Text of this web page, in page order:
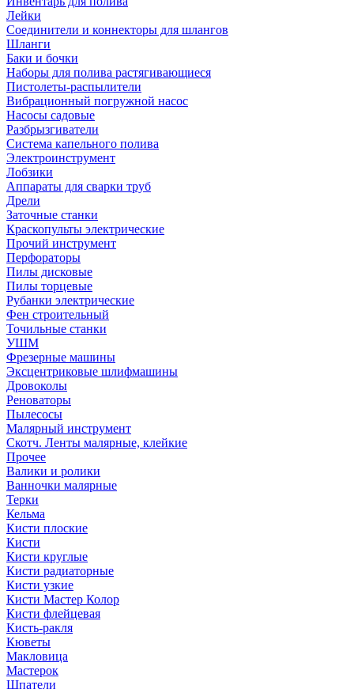
Лейки
Соединители и коннекторы для шлангов
Шланги
Баки и бочки
Наборы для полива растягивающиеся
Пистолеты-распылители
Вибрационный погружной насос
Насосы садовые
Разбрызгиватели
Система капельного полива
Электроинструмент
Лобзики
Аппараты для сварки труб
Дрели
Заточные станки
Краскопульты электрические
Прочий инструмент
Перфораторы
Пилы дисковые
Пилы торцевые
Рубанки электрические
Фен строительный
Точильные станки
УШМ
Фрезерные машины
Эксцентриковые шлифмашины
Дровоколы
Реноваторы
Пылесосы
Малярный инструмент
Скотч. Ленты малярные, клейкие
Прочее
Валики и ролики
Ванночки малярные
Терки
Кельма
Кисти плоские
Кисти
Кисти круглые
Кисти радиаторные
Кисти узкие
Кисти Мастер Колор
Кисти флейцевая
Кисть-ракля
Кюветы
Макловица
Мастерок
Шпатели